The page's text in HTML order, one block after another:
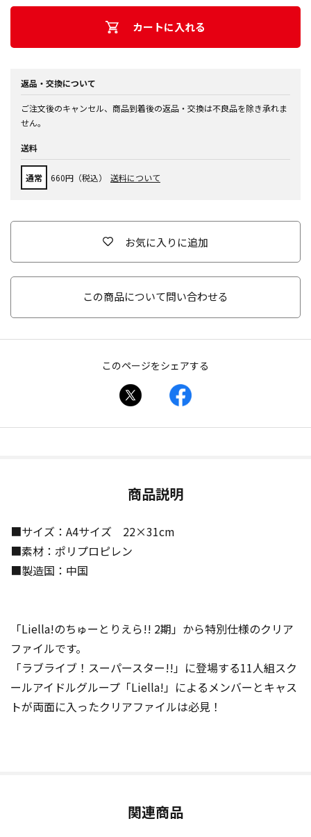
カートに入れる
返品・交換について
ご注文後のキャンセル、商品到着後の返品・交換は不良品を除き承れま
せん。
送料
通常 660円（税込） 送料について
お気に入りに追加
この商品について問い合わせる
このページをシェアする
商品説明
■サイズ：A4サイズ 22×31cm
■素材：ポリプロピレン
■製造国：中国
「Liella!のちゅーとりえら!! 2期」から特別仕様のクリア
ファイルです。
「ラブライブ！スーパースター!!」に登場する11人組スク
ールアイドルグループ「Liella!」によるメンバーとキャス
トが両面に入ったクリアファイルは必見！
関連商品